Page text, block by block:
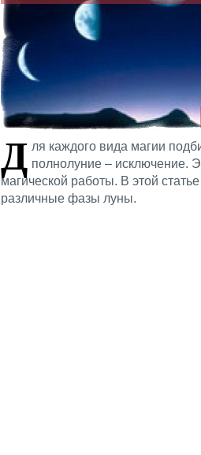
Д ля каждого вида магии
полнолуние – исключение.
магической работы. В этой
различные фазы луны.